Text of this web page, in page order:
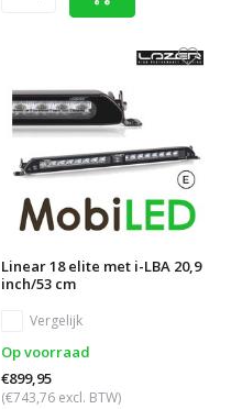
Linear 18 elite met i-LBA 20,9
inch/53 cm
Vergelijk
Op voorraad
€899,95
(€743,76 excl. BTW)